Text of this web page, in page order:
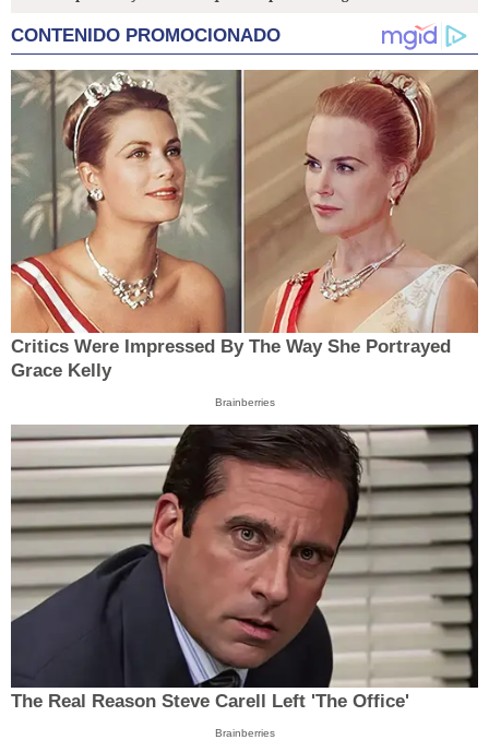
CONTENIDO PROMOCIONADO
Critics Were Impressed By The Way She Portrayed
Grace Kelly
Brainberries
The Real Reason Steve Carell Left 'The Office'
Brainberries